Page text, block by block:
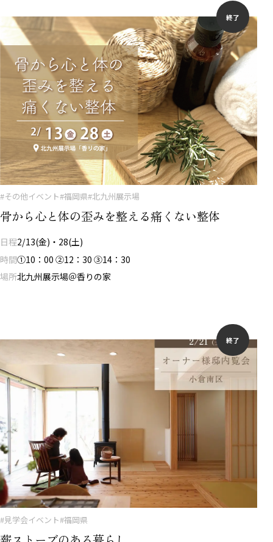
終了
#その他イベント#福岡県#北九州展示場
骨から心と体の歪みを整える痛くない整体
日程2/13(金)・28(土)
時間①10：00 ②12：30 ③14：30
場所北九州展示場＠香りの家
終了
#見学会イベント#福岡県